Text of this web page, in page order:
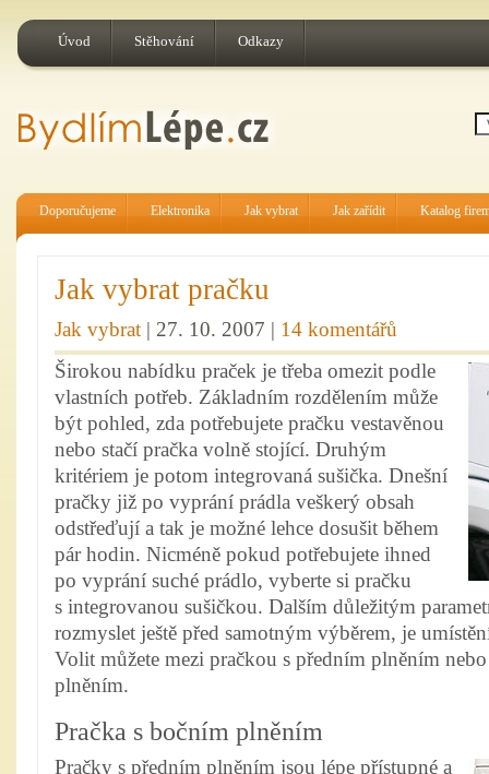
Úvod Stěhování Odkazy
Doporučujeme Elektronika Jak vybrat Jak zařídit Katalog
Jak vybrat pračku
Jak vybrat | 27. 10. 2007 | 14 komentářů
Širokou nabídku praček je třeba omezit podle
vlastních potřeb. Základním rozdělením může
být pohled, zda potřebujete pračku vestavěnou
nebo stačí pračka volně stojící. Druhým
kritériem je potom integrovaná sušička. Dnešní
pračky již po vyprání prádla veškerý obsah
odstřeďují a tak je možné lehce dosušit během
pár hodin. Nicméně pokud potřebujete ihned
po vyprání suché prádlo, vyberte si pračku
s integrovanou sušičkou. Dalším důležitým
rozmyslet ještě před samotným výběrem, je
Volit můžete mezi pračkou s předním plněním
plněním.
Pračka s bočním plněním
Pračky s předním plněním jsou lépe přístupné a